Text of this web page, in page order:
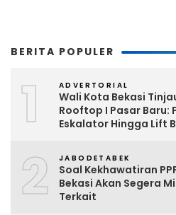
BERITA POPULER
1 ADVERTORIAL
Wali Kota Bekasi
Rooftop I Pasar Baru:
Eskalator Hingga Lift
2 JABODETABEK
Soal Kekhawatiran
Bekasi Akan Segera
Terkait